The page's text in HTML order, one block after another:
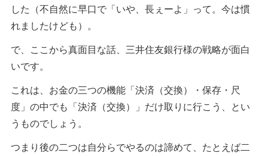
した（不自然に早口で「いや、長ぇーよ」って。今は慣
れましたけども）。
で、ここから真面目な話、三井住友銀行様の戦略が面白
いです。
これは、お金の三つの機能「決済（交換）・保存・尺
度」の中でも「決済（交換）」だけ取りに行こう、とい
うものでしょう。
つまり後の二つは自分らでやるのは諦めて、たとえば二